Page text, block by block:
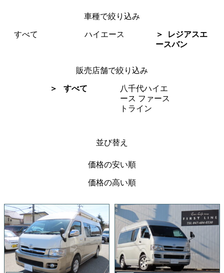
車種で絞り込み
すべて ハイエース
レジアスエ
ースバン
販売店舗で絞り込み
すべて
八千代ハイエ
ース ファース
トライン
並び替え
価格の安い順
価格の高い順